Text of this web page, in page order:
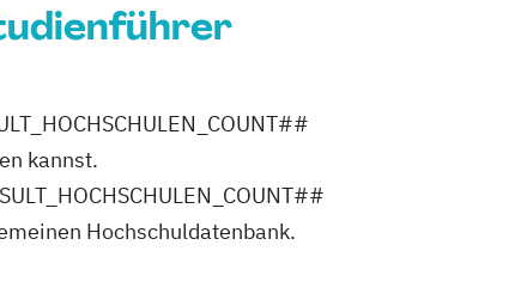
kannst.
Hochschuldatenbank.